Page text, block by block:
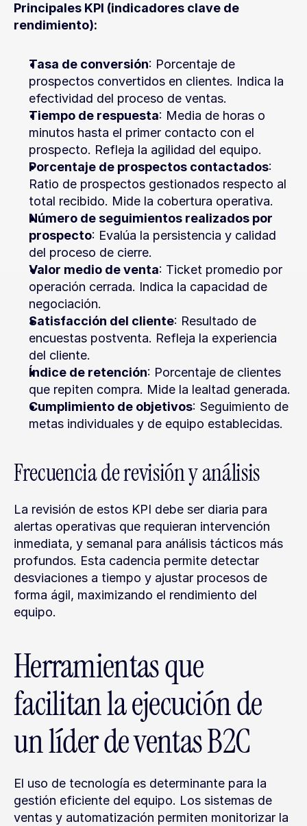
Principales KPI (indicadores clave de
rendimiento):
Tasa de conversión: Porcentaje de
prospectos convertidos en clientes. Indica la
efectividad del proceso de ventas.
Tiempo de respuesta: Media de horas o
minutos hasta el primer contacto con el
prospecto. Refleja la agilidad del equipo.
Porcentaje de prospectos contactados:
Ratio de prospectos gestionados respecto al
total recibido. Mide la cobertura operativa.
Número de seguimientos realizados por
prospecto: Evalúa la persistencia y calidad
del proceso de cierre.
Valor medio de venta: Ticket promedio por
operación cerrada. Indica la capacidad de
negociación.
Satisfacción del cliente: Resultado de
encuestas postventa. Refleja la experiencia
del cliente.
Índice de retención: Porcentaje de clientes
que repiten compra. Mide la lealtad generada.
Cumplimiento de objetivos: Seguimiento de
metas individuales y de equipo establecidas.
Frecuencia de revisión y análisis
La revisión de estos KPI debe ser diaria para
alertas operativas que requieran intervención
inmediata, y semanal para análisis tácticos más
profundos. Esta cadencia permite detectar
desviaciones a tiempo y ajustar procesos de
forma ágil, maximizando el rendimiento del
equipo.
Herramientas que
facilitan la ejecución de
un líder de ventas B2C
El uso de tecnología es determinante para la
gestión eficiente del equipo. Los sistemas de
ventas y automatización permiten monitorizar la